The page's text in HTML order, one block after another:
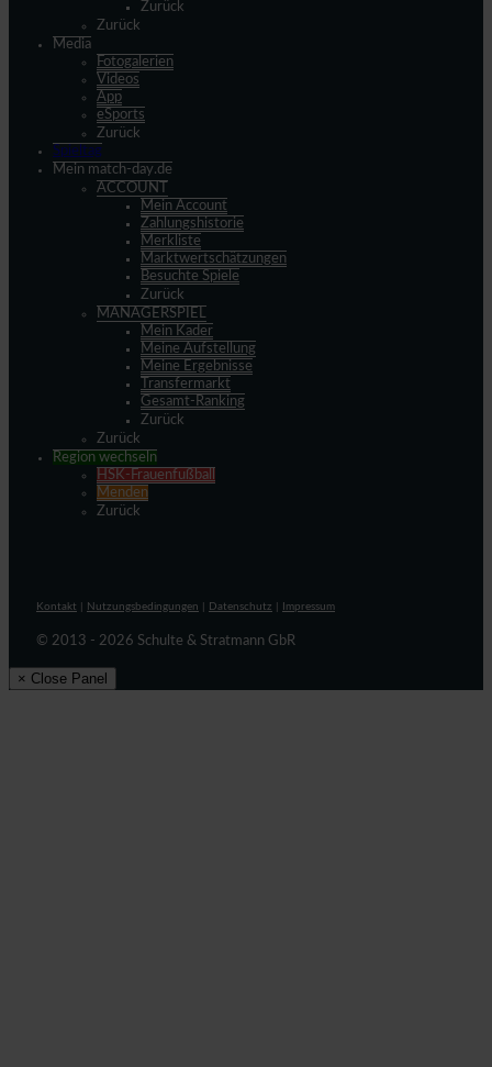
Zurück
Zurück
Media
Fotogalerien
Videos
App
eSports
Zurück
Spieltag
Mein match-day.de
ACCOUNT
Mein Account
Zahlungshistorie
Merkliste
Marktwertschätzungen
Besuchte Spiele
Zurück
MANAGERSPIEL
Mein Kader
Meine Aufstellung
Meine Ergebnisse
Transfermarkt
Gesamt-Ranking
Zurück
Zurück
Region wechseln
HSK-Frauenfußball
Menden
Zurück
Kontakt Nutzungsbedingungen Datenschutz Impressum
© 2013 - 2026 Schulte & Stratmann GbR
× Close Panel